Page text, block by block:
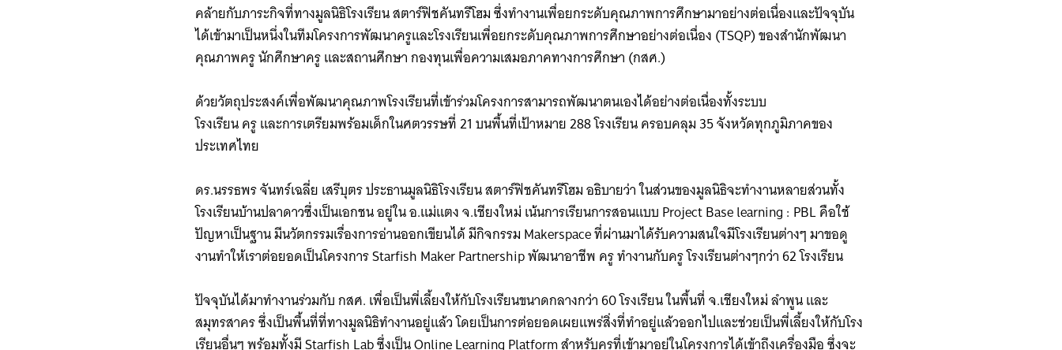
คล้ายกับภาระกิจที่ทางมูลนิธิโรงเรียน สตาร์ฟิชคันทรีโฮม ซึ่งทำงานเพื่อยกระดับคุณภาพการศึกษามาอย่างต่อเนื่องและปัจจุบัน ​
ได้เข้ามาเป็นหนึ่งในทีมโครงการพัฒนาครูและโรงเรียนเพื่อยกระดับคุณภาพการศึกษาอย่างต่อเนื่อง (TSQP) ของสำนักพัฒนา
คุณภาพครู นักศึกษาครู และสถานศึกษา กองทุนเพื่อความเสมอภาคทางการศึกษา (กสศ.)​
ด้วยวัตถุประสงค์เพื่อพัฒนาคุณภาพโรงเรียนที่เข้าร่วมโครงการสามารถพัฒนาตนเองได้อย่างต่อเนื่องทั้งระบบ
โรงเรียน ครู และการเตรียมพร้อมเด็กในศตวรรษที่ 21 บนพื้นที่เป้าหมาย 288 โรงเรียน ครอบคลุม 35 จังหวัดทุกภูมิภาคของ
ประเทศไทย
ดร.นรรธพร จันทร์เฉลี่ย เสรีบุตร ประธานมูลนิธิโรงเรียน สตาร์ฟิชคันทรีโฮม อธิบายว่า ในส่วนของมูลนิธิจะทำงานหลายส่วนทั้ง
โรงเรียนบ้านปลาดาวซึ่งเป็นเอกชน อยู่ใน อ.แม่แตง จ.เชียงใหม่ เน้นการเรียนการสอนแบบ Project Base learning : PBL คือใช้
ปัญหาเป็นฐาน มีนวัตกรรมเรื่องการอ่านออกเขียนได้ มีกิจกรรม Makerspace ที่ผ่านมาได้รับความสนใจมีโรงเรียนต่างๆ มาขอดู
งานทำให้เราต่อยอดเป็นโครงการ Starfish Maker Partnership พัฒนาอาชีพ ครู ทำงานกับครู โรงเรียนต่างๆกว่า 62 โรงเรียน
ปัจจุบันได้มาทำงานร่วมกับ กสศ. เพื่อเป็นพี่เลี้ยงให้กับโรงเรียนขนาดกลางกว่า 60 โรงเรียน ในพื้นที่ จ.เชียงใหม่ ลำพูน และ
สมุทรสาคร ซึ่งเป็นพื้นที่ที่ทางมูลนิธิทำงานอยู่แล้ว โดยเป็นการต่อยอดเผยแพร่สิ่งที่ทำอยู่แล้วออกไปและช่วยเป็นพี่เลี้ยงให้กับโรง
เรียนอื่นๆ พร้อมทั้งมี Starfish Lab ซึ่งเป็น Online Learning Platform สำหรับครูที่เข้ามาอยู่ในโครงการได้เข้าถึงเครื่องมือ ซึ่งจะ